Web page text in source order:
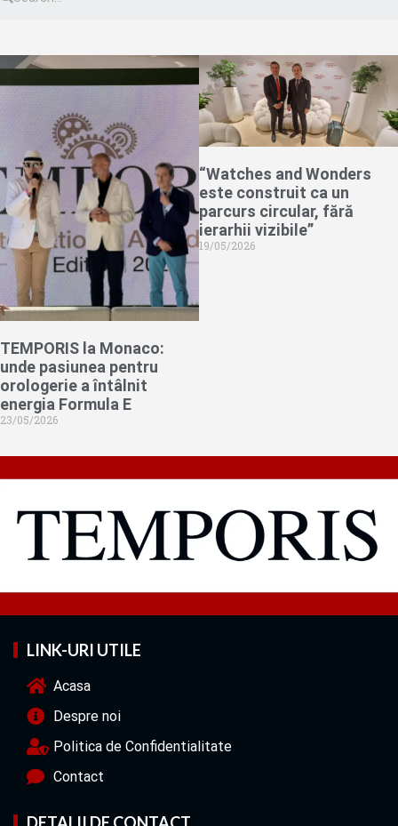
TEMPORIS la Monaco:
unde pasiunea pentru
orologerie a întâlnit
energia Formula E
23/05/2026
“Watches and Wonders
este construit ca un
parcurs circular, fără
ierarhii vizibile”
19/05/2026
LINK-URI UTILE
Acasa
Despre noi
Politica de Confidentialitate
Contact